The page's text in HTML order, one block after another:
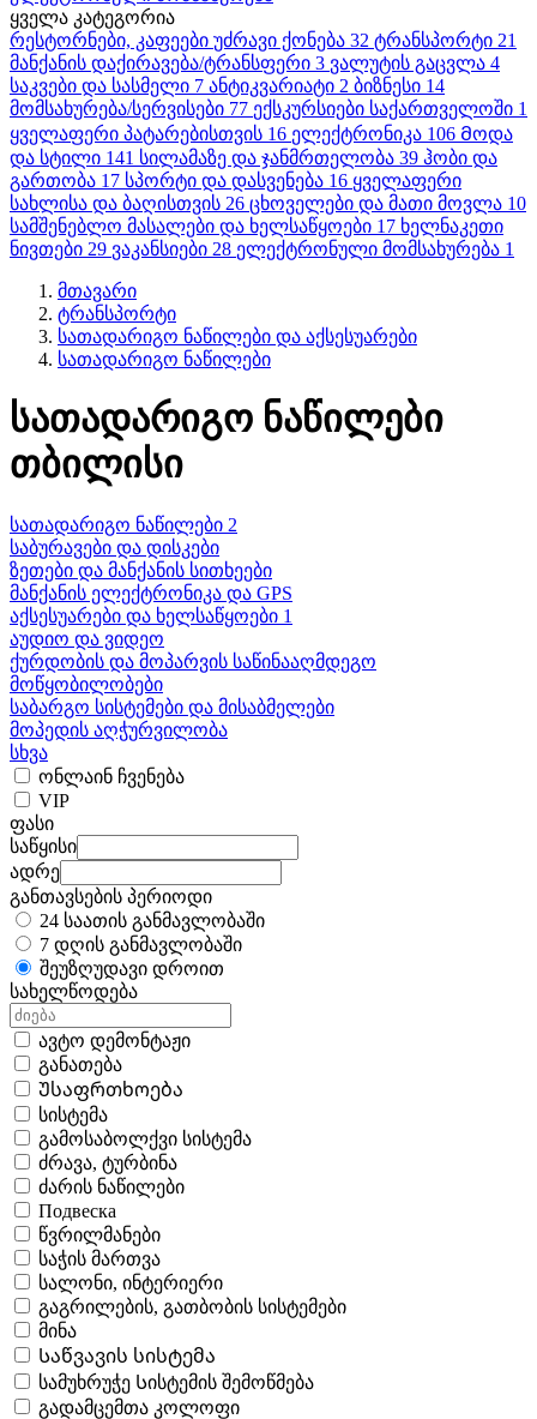
ყველა კატეგორია
რესტორნები, კაფეები უძრავი ქონება 32 ტრანსპორტი 21
მანქანის დაქირავება/ტრანსფერი 3 ვალუტის გაცვლა 4
საკვები და სასმელი 7 ანტიკვარიატი 2 ბიზნესი 14
მომსახურება/სერვისები 77 ექსკურსიები საქართველოში 1
ყველაფერი პატარებისთვის 16 ელექტრონიკა 106 Მოდა
და სტილი 141 სილამაზე და ჯანმრთელობა 39 ჰობი და
გართობა 17 სპორტი და დასვენება 16 ყველაფერი
სახლისა და ბაღისთვის 26 ცხოველები და მათი მოვლა 10
სამშენებლო მასალები და ხელსაწყოები 17 ხელნაკეთი
ნივთები 29 ვაკანსიები 28 ელექტრონული მომსახურება 1
მთავარი
ტრანსპორტი
სათადარიგო ნაწილები და აქსესუარები
სათადარიგო ნაწილები
სათადარიგო ნაწილები
თბილისი
სათადარიგო ნაწილები 2
საბურავები და დისკები
ზეთები და მანქანის სითხეები
მანქანის ელექტრონიკა და GPS
აქსესუარები და ხელსაწყოები 1
აუდიო და ვიდეო
ქურდობის და მოპარვის საწინააღმდეგო
მოწყობილობები
საბარგო სისტემები და მისაბმელები
მოპედის აღჭურვილობა
სხვა
ონლაინ ჩვენება
VIP
ფასი
საწყისი
ადრე
განთავსების პერიოდი
24 საათის განმავლობაში
7 დღის განმავლობაში
შეუზღუდავი დროით
სახელწოდება
ავტო დემონტაჟი
განათება
Უსაფრთხოება
სისტემა
გამოსაბოლქვი სისტემა
ძრავა, ტურბინა
ძარის ნაწილები
Подвеска
წვრილმანები
საჭის მართვა
სალონი, ინტერიერი
გაგრილების, გათბობის სისტემები
მინა
Საწვავის სისტემა
სამუხრუჭე Სისტემის შემოწმება
გადამცემთა კოლოფი